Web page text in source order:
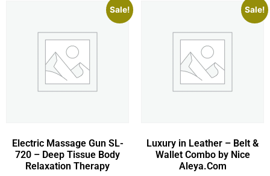
Sale!
Electric Massage Gun SL-
720 – Deep Tissue Body
Relaxation Therapy
Sale!
Luxury in Leather – Belt &
Wallet Combo by Nice
Aleya.Com